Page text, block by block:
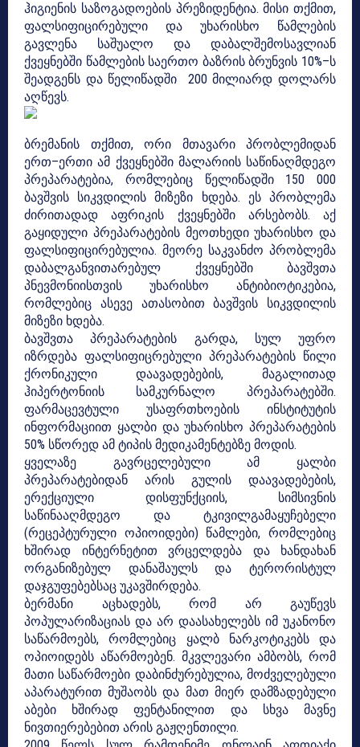
ჰიგიენის საზოგადოების პრეზიდენტია. მისი თქმით,
ფალსიფიცირებული და უხარისხო წამლების
გავლენა საშუალო და დაბალშემოსავლიან
ქვეყნებში წამლების საერთო ბაზრის ბრუნვის 10%–ს
შეადგენს და წელიწადში 200 მილიარდ დოლარს
აღწევს.
ბრემანის თქმით, ორი მთავარი პრობლემიდან
ერთ–ერთი ამ ქვეყნებში მალარიის საწინაღმდეგო
პრეპარატებია, რომლებიც წელიწადში 150 000
ბავშვის სიკვდილის მიზეზი ხდება. ეს პრობლემა
ძირითადად აფრიკის ქვეყნებში არსებობს. აქ
გაყიდული პრეპარატების მეოთხედი უხარისხო და
ფალსიფიცირებულია. მეორე საკვანძო პრობლემა
დაბალგანვითარებულ ქვეყნებში ბავშვთა
პნევმონიისთვის უხარისხო ანტიბიოტიკებია,
რომლებიც ასევე ათასობით ბავშვის სიკვდილის
მიზეზი ხდება.
ბავშვთა პრეპარატების გარდა, სულ უფრო
იზრდება ფალსიფიცრებული პრეპარატების წილი
ქრონიკული დაავადებების, მაგალითად
ჰიპერტონიის სამკურნალო პრეპარატებში.
ფარმაცევტული უსაფრთხოების ინსტიტუტის
ინფორმაციით ყალბი და უხარისხო პრეპარატების
50% სწორედ ამ ტიპის მედიკამენტებზე მოდის.
ყველაზე გავრცელებული ამ ყალბი
პრეპარატებიდან არის გულის დაავადებების,
ერექციული დისფუნქციის, სიმსივნის
საწინააღმდეგო და ტკივილგამაყუჩებელი
(რეცეპტურული ოპიოიდები) წამლები, რომლებიც
ხშირად ინტერნეტით ვრცელდება და ხანდახან
ორგანიზებულ დანაშაულს და ტერორისტულ
დაჯგუფებებსაც უკავშირდება.
ბერმანი აცხადებს, რომ არ გაუწევს
პოპულარიზაციას და არ დაასახელებს იმ უკანონო
საწარმოებს, რომლებიც ყალბ ნარკოტიკებს და
ოპიოიდებს აწარმოებენ. მკვლევარი ამბობს, რომ
მათი საწარმოები დაბინძურებულია, მოძველებული
აპარატურით მუშაობს და მათ მიერ დამზადებული
აბები ხშირად ფენტანილით და სხვა მავნე
ნივთიერებებით არის გაჟღენთილი.